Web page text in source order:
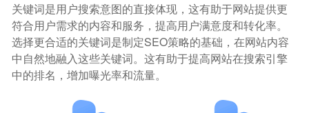
关键词是用户搜索意图的直接体现，这有助于网站提供更
符合用户需求的内容和服务，提高用户满意度和转化率。
选择更合适的关键词是制定SEO策略的基础，在网站内容
中自然地融入这些关键词。这有助于提高网站在搜索引擎
中的排名，增加曝光率和流量。